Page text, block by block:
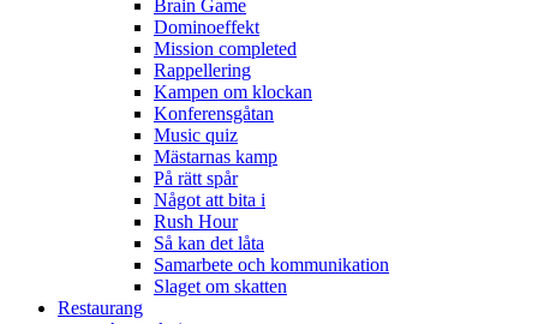
Brain Game
Dominoeffekt
Mission completed
Rappellering
Kampen om klockan
Konferensgåtan
Music quiz
Mästarnas kamp
På rätt spår
Något att bita i
Rush Hour
Så kan det låta
Samarbete och kommunikation
Slaget om skatten
Restaurang